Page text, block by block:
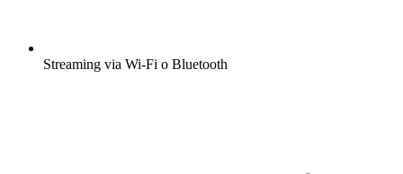
Streaming via Wi-Fi o Bluetooth